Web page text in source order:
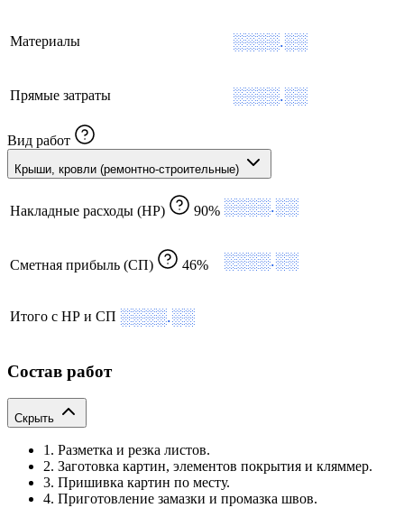
Материалы ░░░░.░░
Прямые затраты ░░░░.░░
Вид работ
Крыши, кровли (ремонтно-строительные)
Накладные расходы (НР) 90% ░░░░.░░
Сметная прибыль (СП) 46% ░░░░.░░
Итого с НР и СП ░░░░.░░
Состав работ
Скрыть
1. Разметка и резка листов.
2. Заготовка картин, элементов покрытия и кляммер.
3. Пришивка картин по месту.
4. Приготовление замазки и промазка швов.